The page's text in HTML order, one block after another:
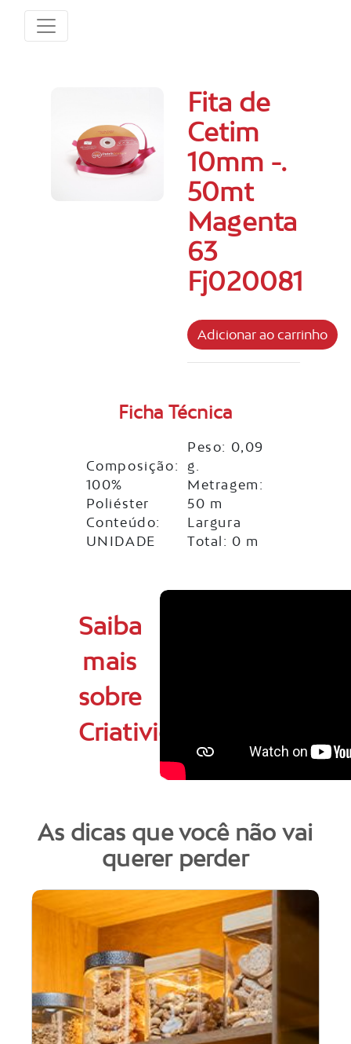
Fita de
Cetim
10mm -.
50mt
Magenta
63
Fj020081
Ficha Técnica
Composição:
100%
Poliéster
Conteúdo:
UNIDADE
Peso: 0,09
g.
Metragem:
50 m
Largura
Total: 0 m
Saiba
mais
sobre
Criatividade
As dicas que você não vai
querer perder